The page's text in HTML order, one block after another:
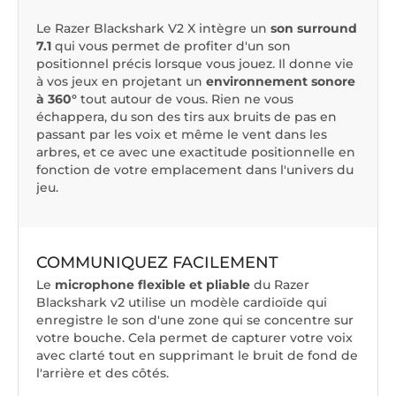
Le Razer Blackshark V2 X intègre un son surround
7.1 qui vous permet de profiter d'un son
positionnel précis lorsque vous jouez. Il donne vie
à vos jeux en projetant un environnement sonore
à 360° tout autour de vous. Rien ne vous
échappera, du son des tirs aux bruits de pas en
passant par les voix et même le vent dans les
arbres, et ce avec une exactitude positionnelle en
fonction de votre emplacement dans l'univers du
jeu.
COMMUNIQUEZ FACILEMENT
Le microphone flexible et pliable du Razer
Blackshark v2 utilise un modèle cardioïde qui
enregistre le son d'une zone qui se concentre sur
votre bouche. Cela permet de capturer votre voix
avec clarté tout en supprimant le bruit de fond de
l'arrière et des côtés.